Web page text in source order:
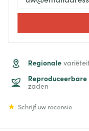
Regionale
Reproduceerbare
zaden
Schrijf uw recensie